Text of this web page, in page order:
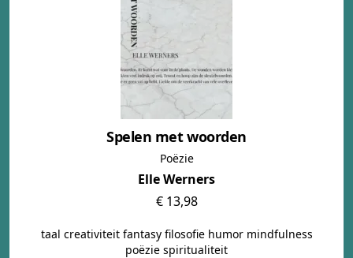
Spelen met woorden
Poëzie
Elle Werners
€ 13,98
taal creativiteit fantasy filosofie humor mindfulness
poëzie spiritualiteit